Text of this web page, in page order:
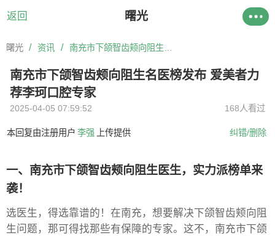
返回 曙光
曙光 / 资讯 /
南充市下颌智齿颊向阻生名医榜发布 爱美者力
荐李珂口腔专家
2025-04-05 07:59:52 168人看过
本回复由注册用户 李强 上传提供 纠错/删除
一、南充市下颌智齿颊向阻生医生，实力派榜单来
袭！
选医生，得选靠谱的！在南充，想要解决下颌智齿颊向阻
生问题，那可得找那些有保障的专家。这不，南充市下颌